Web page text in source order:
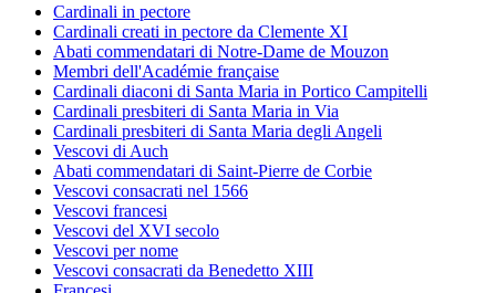
Cardinali in pectore
Cardinali creati in pectore da Clemente XI
Abati commendatari di Notre-Dame de Mouzon
Membri dell'Académie française
Cardinali diaconi di Santa Maria in Portico Campitelli
Cardinali presbiteri di Santa Maria in Via
Cardinali presbiteri di Santa Maria degli Angeli
Vescovi di Auch
Abati commendatari di Saint-Pierre de Corbie
Vescovi consacrati nel 1566
Vescovi francesi
Vescovi del XVI secolo
Vescovi per nome
Vescovi consacrati da Benedetto XIII